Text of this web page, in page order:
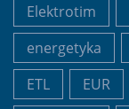
Elektrotim
energetyka
ETL
EUR